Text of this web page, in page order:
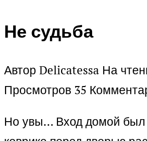
Не судьба
Автор Delicatessa На
Просмотров 35
Но увы… Вход домой был